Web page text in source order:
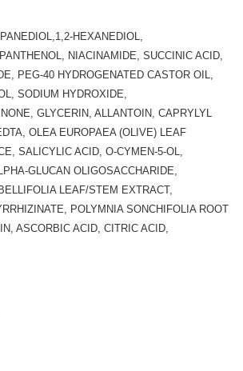
HEXANEDIOL,
NIACINAMIDE, SUCCINIC ACID,
PEG-40 HYDROGENATED CASTOR OIL,
SODIUM HYDROXIDE,
GLYCERIN, ALLANTOIN, CAPRYLYL
OLEA EUROPAEA (OLIVE) LEAF
SALICYLIC ACID, O-CYMEN-5-OL,
GLUCAN OLIGOSACCHARIDE,
LEAF/STEM EXTRACT,
POLYMNIA SONCHIFOLIA ROOT
ASCORBIC ACID, CITRIC ACID,